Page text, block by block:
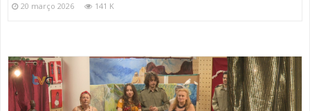
20 março 2026 141 K